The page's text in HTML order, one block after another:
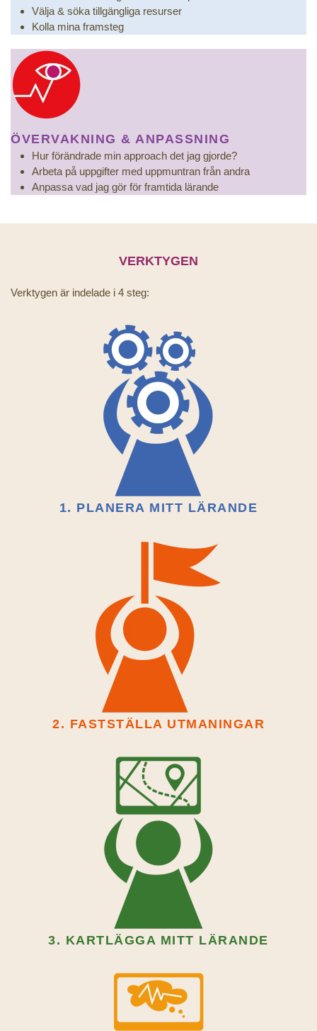
Välja & söka tillgängliga resurser
Kolla mina framsteg
ÖVERVAKNING & ANPASSNING
Hur förändrade min approach det jag gjorde?
Arbeta på uppgifter med uppmuntran från andra
Anpassa vad jag gör för framtida lärande
VERKTYGEN
Verktygen är indelade i 4 steg:
1. PLANERA MITT LÄRANDE
2. FASTSTÄLLA UTMANINGAR
3. KARTLÄGGA MITT LÄRANDE